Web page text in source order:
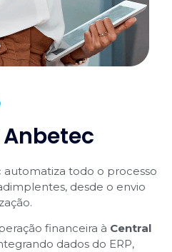
Anbetec
automatiza todo o processo
desde o envio
financeira à Central
dados do ERP,